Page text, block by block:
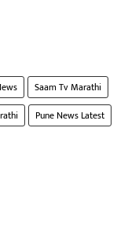
Saam Tv Marathi
Pune News Latest